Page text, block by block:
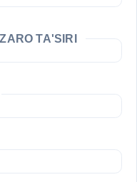
TA'SIRI